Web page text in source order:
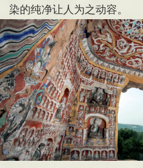
染的纯净让人为之动容。